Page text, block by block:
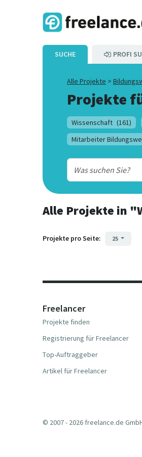
SUCHE PROFI
Alle Projekte >
Projekte
Wissenschaft (161)
Mitarbeiter
Alle Projekte in
Projekte pro Seite: 25
Freelancer
Projekte finden
Registrierung für Freelancer
Top-Auftraggeber
Artikel für Freelancer
© 2007 - 2026 freelance.de